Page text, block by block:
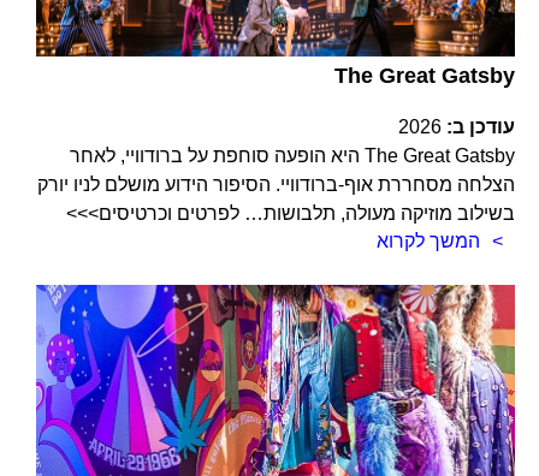
The Great Gatsby
עודכן ב: 2026
The Great Gatsby היא הופעה סוחפת על ברודוויי, לאחר
הצלחה מסחררת אוף-ברודוויי. הסיפור הידוע מושלם לניו יורק
בשילוב מוזיקה מעולה, תלבושות… לפרטים וכרטיסים>>>
המשך לקרוא